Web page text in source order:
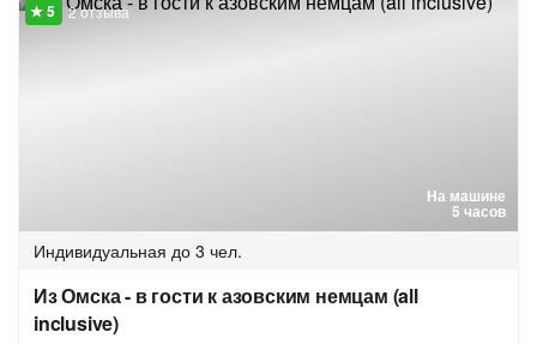
На машине
5 часов
2 отзыва
Индивидуальная до 3 чел.
Из Омска - в гости к азовским немцам (all
inclusive)